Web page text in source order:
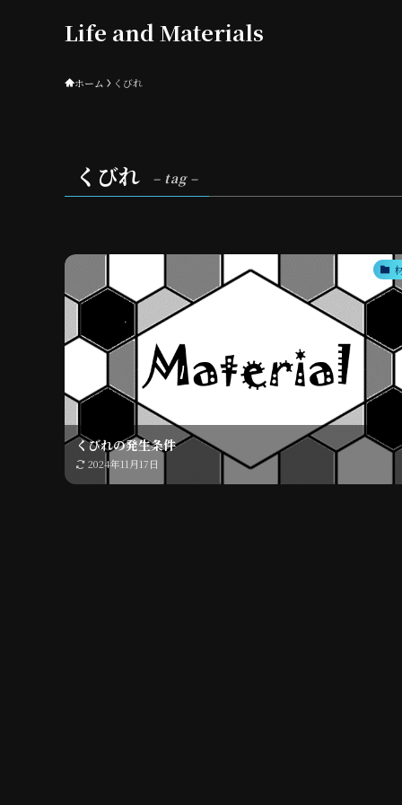
Life and Materials
ホーム くびれ
くびれ – tag –
くびれの発生条件
2024年11月17日